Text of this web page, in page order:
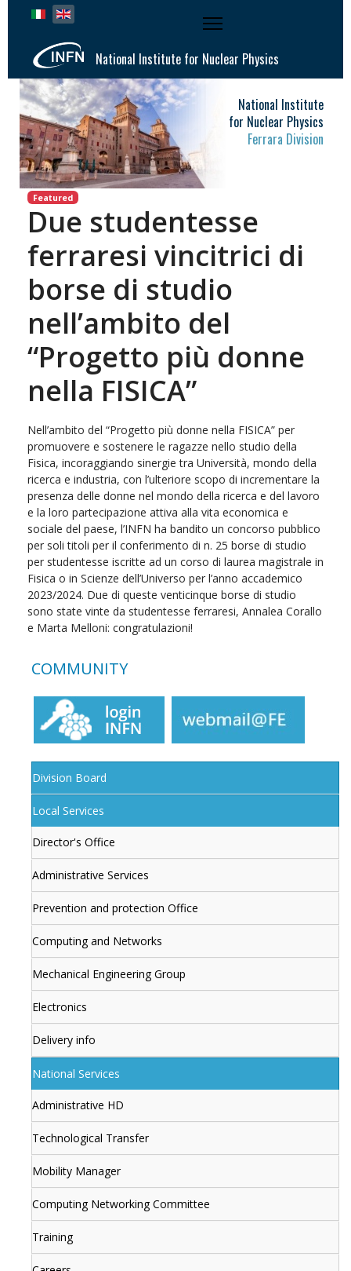
Select your language
National Institute for Nuclear Physics
National Institute
for Nuclear Physics
Ferrara Division
Featured
Due studentesse
ferraresi vincitrici di
borse di studio
nell’ambito del
“Progetto più donne
nella FISICA”
Nell’ambito del “Progetto più donne nella FISICA” per
promuovere e sostenere le ragazze nello studio della
Fisica, incoraggiando sinergie tra Università, mondo della
ricerca e industria, con l’ulteriore scopo di incrementare la
presenza delle donne nel mondo della ricerca e del lavoro
e la loro partecipazione attiva alla vita economica e
sociale del paese, l’INFN ha bandito un concorso pubblico
per soli titoli per il conferimento di n. 25 borse di studio
per studentesse iscritte ad un corso di laurea magistrale in
Fisica o in Scienze dell’Universo per l’anno accademico
2023/2024. Due di queste venticinque borse di studio
sono state vinte da studentesse ferraresi, Annalea Corallo
e Marta Melloni: congratulazioni!
COMMUNITY
Division Board
Local Services
Director's Office
Administrative Services
Prevention and protection Office
Computing and Networks
Mechanical Engineering Group
Electronics
Delivery info
National Services
Administrative HD
Technological Transfer
Mobility Manager
Computing Networking Committee
Training